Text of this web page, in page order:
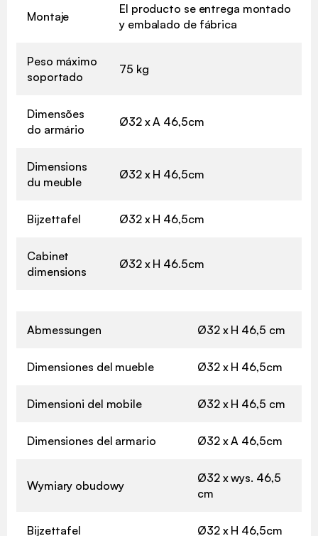
Montaje
El producto se entrega montado
y embalado de fábrica
Peso máximo
soportado
75 kg
Dimensões
do armário
Ø32 x A 46,5cm
Dimensions
du meuble
Ø32 x H 46,5cm
Bijzettafel Ø32 x H 46,5cm
Cabinet
dimensions
Ø32 x H 46.5cm
Abmessungen Ø32 x H 46,5 cm
Dimensiones del mueble Ø32 x H 46,5cm
Dimensioni del mobile Ø32 x H 46,5 cm
Dimensiones del armario Ø32 x A 46,5cm
Wymiary obudowy
Ø32 x wys. 46,5
cm
Bijzettafel Ø32 x H 46,5cm